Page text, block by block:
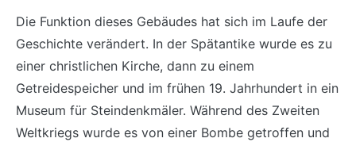
Die Funktion dieses Gebäudes hat sich im Laufe der
Geschichte verändert. In der Spätantike wurde es zu
einer christlichen Kirche, dann zu einem
Getreidespeicher und im frühen 19. Jahrhundert in ein
Museum für Steindenkmäler. Während des Zweiten
Weltkriegs wurde es von einer Bombe getroffen und